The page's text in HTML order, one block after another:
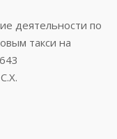
деятельности по
такси на